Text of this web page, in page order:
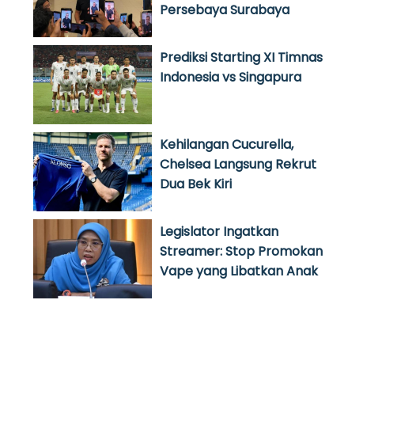
Persebaya Surabaya
Prediksi Starting XI Timnas
Indonesia vs Singapura
Kehilangan Cucurella,
Chelsea Langsung Rekrut
Dua Bek Kiri
Legislator Ingatkan
Streamer: Stop Promokan
Vape yang Libatkan Anak